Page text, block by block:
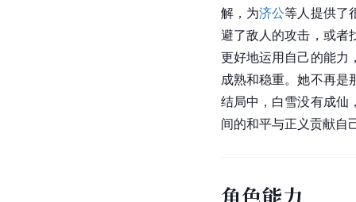
解，为济公等人提供了
避了敌人的攻击，或者
更好地运用自己的能力
成熟和稳重。她不再是
结局中，白雪没有成仙
间的和平与正义贡献自
角色能力